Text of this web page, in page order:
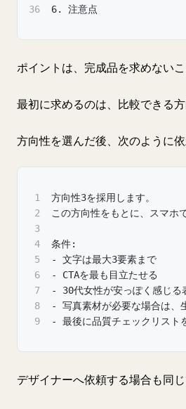
36
6. 注意点
ポイントは、完成品を求めないこ
最初に求めるのは、比較できる方
方向性を選んだ後、次のように依
1
方向性3を採用します。
2
この方向性をもとに、スマホ
3
4
条件:
5
- 文字は最大3要素まで
6
- CTAを最も目立たせる
7
- 30代女性が安っぽく感じる
8
- 写真素材が必要な場合は、
9
- 最後に品質チェックリスト
デザイナーへ依頼する場合も同じ